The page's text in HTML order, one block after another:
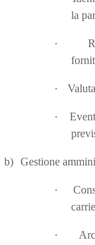
la
·
·
·
b) Gestione
·
·